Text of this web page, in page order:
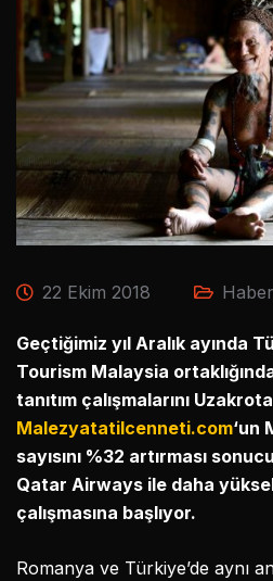
22 Ekim 2018
Geçtiğimiz yıl Aralık ayında
Tourism Malaysia
tanıtım çalışmalarını
Malezyatatilcenneti.com‘un
sayısını %32 artırması
Qatar Airways ile daha
çalışmasına başlıyor.
Romanya ve Türkiye’de aynı